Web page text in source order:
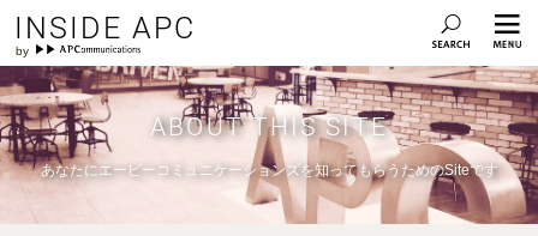
INSIDE APC
ABOUT THIS SITE
あなたにエーピーコミュニケーションズを知ってもらうためのSiteです